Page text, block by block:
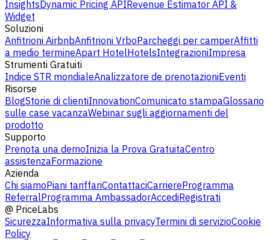
InsightsDynamic Pricing APIRevenue Estimator API &
Widget
Soluzioni
Anfitrioni AirbnbAnfitrioni VrboParcheggi per camperAffitti
a medio termineApart HotelHotelsIntegrazioniImpresa
Strumenti Gratuiti
Indice STR mondialeAnalizzatore de prenotazioniEventi
Risorse
BlogStorie di clientiInnovationComunicato stampaGlossario
sulle case vacanzaWebinar sugli aggiornamenti del
prodotto
Supporto
Prenota una demoInizia la Prova GratuitaCentro
assistenzaFormazione
Azienda
Chi siamoPiani tariffariContattaciCarriereProgramma
ReferralProgramma AmbassadorAccediRegistrati
@ PriceLabs
SicurezzaInformativa sulla privacyTermini di servizioCookie
Policy